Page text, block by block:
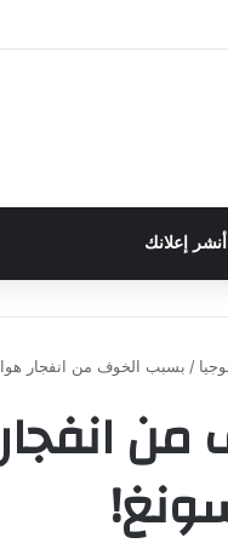
أنشر إعلانك
/ بسبب الخوف من انفجار